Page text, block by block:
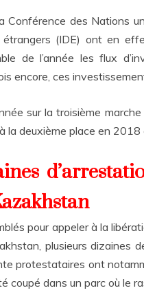
Conférence des Nations
étrangers (IDE) ont en
de l’année les flux
encore, ces
sur la troisième
la deuxième place en
pour appeler à la
plusieurs dizaines
protestataires ont
coupé dans un parc où le